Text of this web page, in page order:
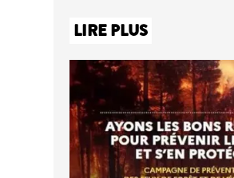
LIRE PLUS